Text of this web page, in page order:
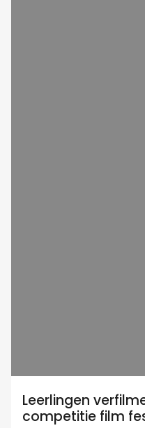
Leerlingen
competitie film